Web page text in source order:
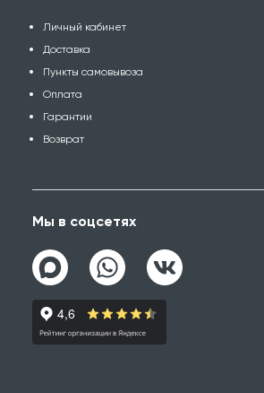
Личный кабинет
Доставка
Пункты самовывоза
Оплата
Гарантии
Возврат
Мы в соцсетях